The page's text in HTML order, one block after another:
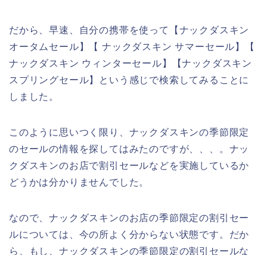
だから、早速、自分の携帯を使って【ナックダスキン
オータムセール】【 ナックダスキン サマーセール】【
ナックダスキン ウィンターセール】【ナックダスキン
スプリングセール】という感じで検索してみることに
しました。
このように思いつく限り、ナックダスキンの季節限定
のセールの情報を探してはみたのですが、、、。ナッ
クダスキンのお店で割引セールなどを実施しているか
どうかは分かりませんでした。
なので、ナックダスキンのお店の季節限定の割引セー
ルについては、今の所よく分からない状態です。だか
ら、もし、ナックダスキンの季節限定の割引セールな